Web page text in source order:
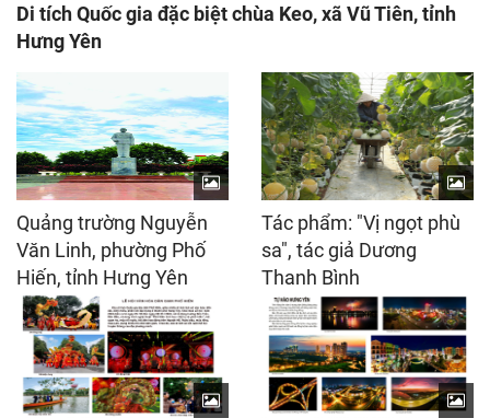
Di tích Quốc gia đặc biệt chùa Keo, xã Vũ Tiên, tỉnh
Hưng Yên
Quảng trường Nguyễn
Văn Linh, phường Phố
Hiến, tỉnh Hưng Yên
Tác phẩm: "Vị ngọt phù
sa", tác giả Dương
Thanh Bình